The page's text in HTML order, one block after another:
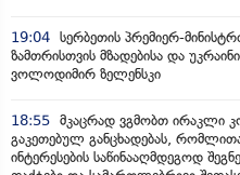
19:04 სერბეთის პრემიერ-
ზამთრისთვის მზადებისა და
ვოლოდიმირ ზელენსკი
18:55 მკაცრად ვგმობთ ირაკლი
გაკეთებულ განცხადებას,
ინტერესების საწინააღმდეგოდ